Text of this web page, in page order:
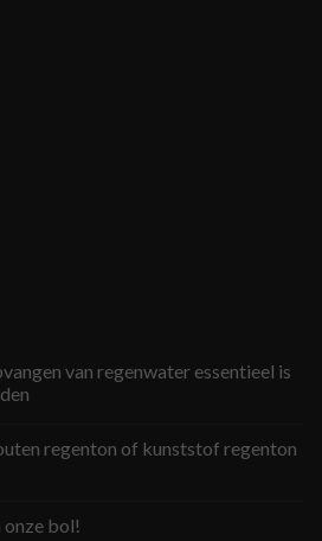
van regenwater essentieel is
regenton of kunststof regenton
bol!